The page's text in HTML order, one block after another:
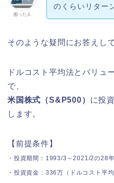
困った人
のくらいリター
そのような疑問にお答えし
ドルコスト平均法とバリュ
で、
米国株式（S&P500） に投
します。
【前提条件】
・投資期間：1993/3～2021/2の28
・投資資金：336万（ドルコスト平